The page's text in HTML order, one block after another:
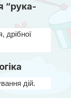
“рука-
дрібної
дій.